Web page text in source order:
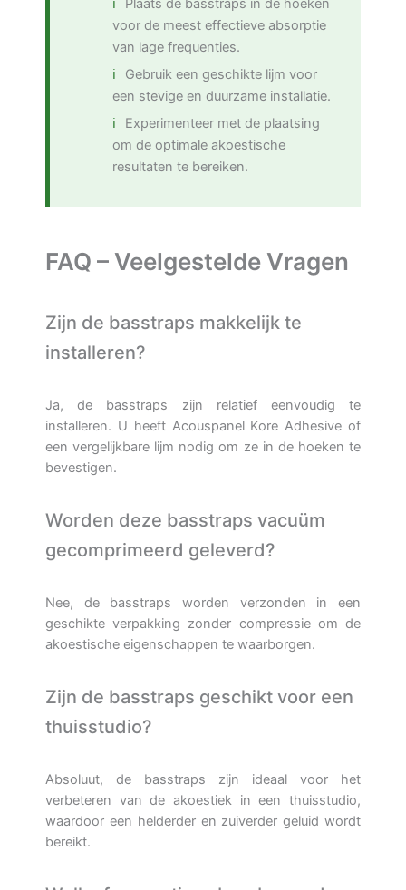
Plaats de basstraps in de hoeken
voor de meest effectieve absorptie
van lage frequenties.
Gebruik een geschikte lijm voor
een stevige en duurzame installatie.
Experimenteer met de plaatsing
om de optimale akoestische
resultaten te bereiken.
FAQ – Veelgestelde Vragen
Zijn de basstraps makkelijk te
installeren?
Ja, de basstraps zijn relatief eenvoudig te
installeren. U heeft Acouspanel Kore Adhesive of
een vergelijkbare lijm nodig om ze in de hoeken te
bevestigen.
Worden deze basstraps vacuüm
gecomprimeerd geleverd?
Nee, de basstraps worden verzonden in een
geschikte verpakking zonder compressie om de
akoestische eigenschappen te waarborgen.
Zijn de basstraps geschikt voor een
thuisstudio?
Absoluut, de basstraps zijn ideaal voor het
verbeteren van de akoestiek in een thuisstudio,
waardoor een helderder en zuiverder geluid wordt
bereikt.